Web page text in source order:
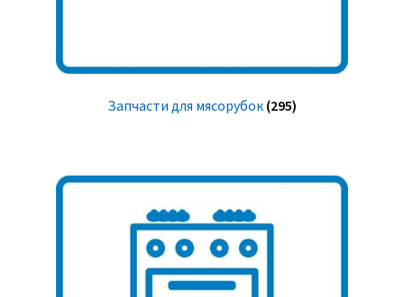
Запчасти для мясорубок (295)